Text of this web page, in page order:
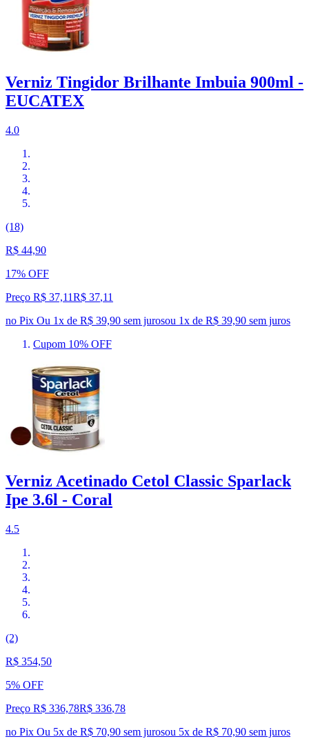
Verniz Tingidor Brilhante Imbuia 900ml -
EUCATEX
4.0
(18)
R$ 44,90
17% OFF
Preço R$ 37,11R$ 37,11
no Pix Ou 1x de R$ 39,90 sem jurosou 1x de R$ 39,90 sem juros
Cupom 10% OFF
Verniz Acetinado Cetol Classic Sparlack
Ipe 3.6l - Coral
4.5
(2)
R$ 354,50
5% OFF
Preço R$ 336,78R$ 336,78
no Pix Ou 5x de R$ 70,90 sem jurosou 5x de R$ 70,90 sem juros